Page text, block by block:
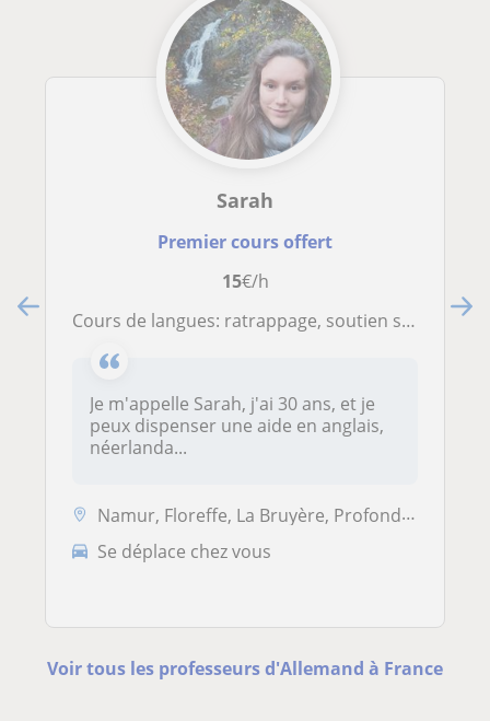
Sarah
Premier cours offert
15€/h
Cours de langues: ratrappage, soutien scolaire et aide aux devoirs
Je m'appelle Sarah, j'ai 30 ans, et je
peux dispenser une aide en anglais,
néerlanda...
Namur, Floreffe, La Bruyère, Profondeville
Se déplace chez vous
Voir tous les professeurs d'Allemand à France